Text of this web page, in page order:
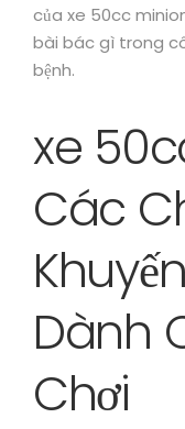
của xe 50cc
bài bác gì trong
bệnh.
xe
Các
Dành
Chơi